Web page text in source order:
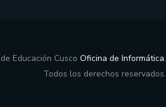
Educación Cusco Oficina de Informática.
Todos los derechos reservados.